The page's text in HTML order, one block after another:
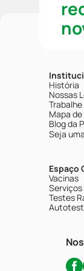
História
Nossas
Mapa
Blog da
Seja
Espaço
Vacinas
Testes